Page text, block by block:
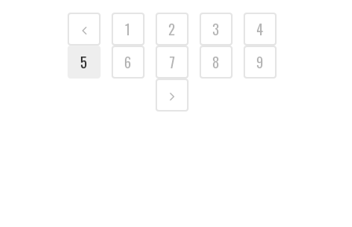
1 2 3
4
5
6 7 8 9